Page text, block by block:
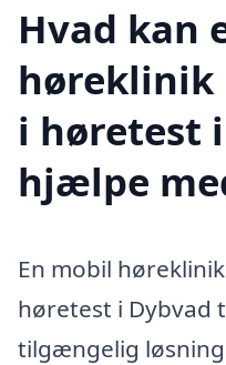
Hvad kan
høreklinik
i høretest
hjælpe
En mobil
høretest i Dybvad
tilgængelig